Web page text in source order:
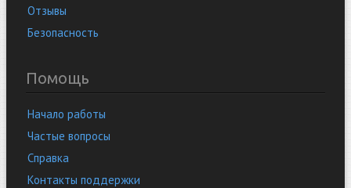
Отзывы
Безопасность
Помощь
Начало работы
Частые вопросы
Справка
Контакты поддержки